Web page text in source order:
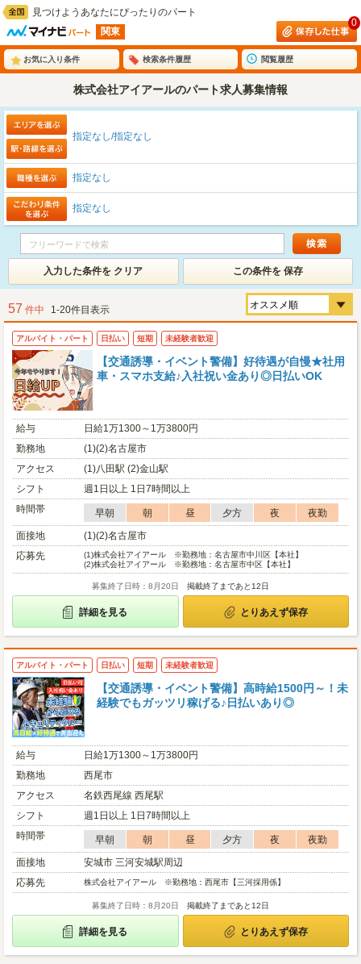
見つけようあなたにぴったりのパート
関東
0
お気に入り条件 検索条件履歴 閲覧履歴
株式会社アイアールのパート求人募集情報
指定なし/指定なし
指定なし
指定なし
入力した条件を クリア この条件を 保存
57 件中 1-20件目表示
アルバイト・パート 日払い 短期 未経験者歓迎
【交通誘導・イベント警備】好待遇が自慢★社用
車・スマホ支給♪入社祝い金あり◎日払いOK
給与
日給1万1300～1万3800円
勤務地
(1)(2)名古屋市
アクセス
(1)八田駅 (2)金山駅
シフト
週1日以上 1日7時間以上
時間帯
早朝 朝 昼 夕方 夜
夜勤
面接地
(1)(2)名古屋市
応募先
(1)株式会社アイアール ※勤務地：名古屋市中川区【本社】
(2)株式会社アイアール ※勤務地：名古屋市中区【本社】
募集終了日時：8月20日 掲載終了まであと12日
詳細を見る とりあえず保存
アルバイト・パート 日払い 短期 未経験者歓迎
【交通誘導・イベント警備】高時給1500円～！未
経験でもガッツリ稼げる♪日払いあり◎
給与
日給1万1300～1万3800円
勤務地
西尾市
アクセス
名鉄西尾線 西尾駅
シフト
週1日以上 1日7時間以上
時間帯
早朝 朝 昼 夕方 夜
夜勤
面接地
安城市 三河安城駅周辺
応募先
株式会社アイアール ※勤務地：西尾市【三河採用係】
募集終了日時：8月20日 掲載終了まであと12日
詳細を見る とりあえず保存